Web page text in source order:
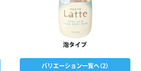
バリエーション一覧へ（2）